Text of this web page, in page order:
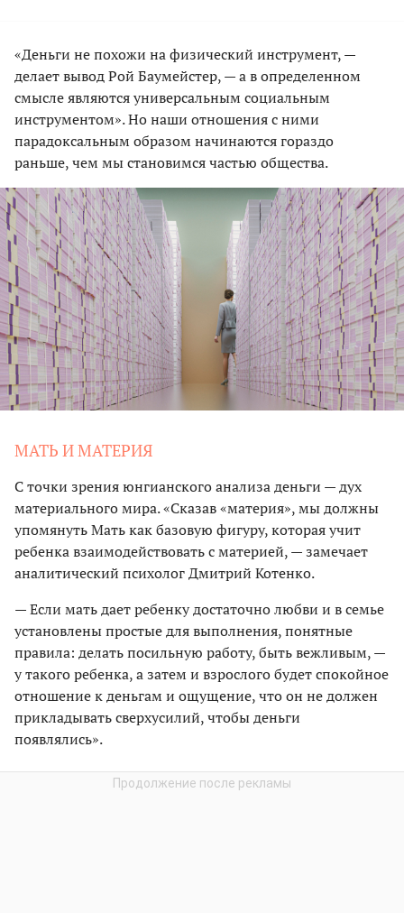
«Деньги не похожи на физический инструмент, —
делает вывод Рой Баумейстер, — а в определенном
смысле являются универсальным социальным
инструментом». Но наши отношения с ними
парадоксальным образом начинаются гораздо
раньше, чем мы становимся частью общества.
МАТЬ И МАТЕРИЯ
С точки зрения юнгианского анализа деньги — дух
материального мира. «Сказав «материя», мы должны
упомянуть Мать как базовую фигуру, которая учит
ребенка взаимодействовать с материей, — замечает
аналитический психолог Дмитрий Котенко.
— Если мать дает ребенку достаточно любви и в семье
установлены простые для выполнения, понятные
правила: делать посильную работу, быть вежливым, —
у такого ребенка, а затем и взрослого будет спокойное
отношение к деньгам и ощущение, что он не должен
прикладывать сверхусилий, чтобы деньги
появлялись».